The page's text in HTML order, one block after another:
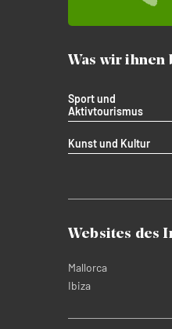
Was wir ihnen
Sport und
Aktivtourismus
Kunst und Kultur
Websites des
Mallorca
Ibiza